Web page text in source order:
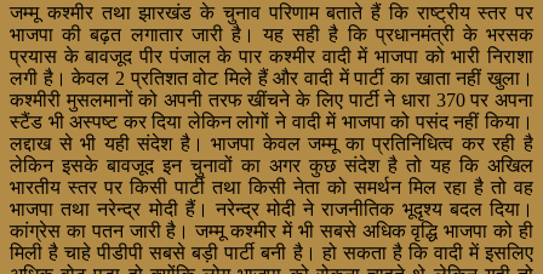
जम्मू कश्मीर तथा झारखंड के चुनाव परिणाम बताते हैं कि राष्ट्रीय स्तर पर
भाजपा की बढ़त लगातार जारी है। यह सही है कि प्रधानमंत्री के भरसक
प्रयास के बावजूद पीर पंजाल के पार कश्मीर वादी में भाजपा को भारी निराशा
लगी है। केवल 2 प्रतिशत वोट मिले हैं और वादी में पार्टी का खाता नहीं खुला।
कश्मीरी मुसलमानों को अपनी तरफ खींचने के लिए पार्टी ने धारा 370 पर अपना
स्टैंड भी अस्पष्ट कर दिया लेकिन लोगों ने वादी में भाजपा को पसंद नहीं किया।
लद्दाख से भी यही संदेश है। भाजपा केवल जम्मू का प्रतिनिधित्व कर रही है
लेकिन इसके बावजूद इन चुनावों का अगर कुछ संदेश है तो यह कि अखिल
भारतीय स्तर पर किसी पार्टी तथा किसी नेता को समर्थन मिल रहा है तो वह
भाजपा तथा नरेन्द्र मोदी हैं। नरेन्द्र मोदी ने राजनीतिक भूदृश्य बदल दिया।
कांग्रेस का पतन जारी है। जम्मू कश्मीर में भी सबसे अधिक वृद्धि भाजपा को ही
मिली है चाहे पीडीपी सबसे बड़ी पार्टी बनी है। हो सकता है कि वादी में इसलिए